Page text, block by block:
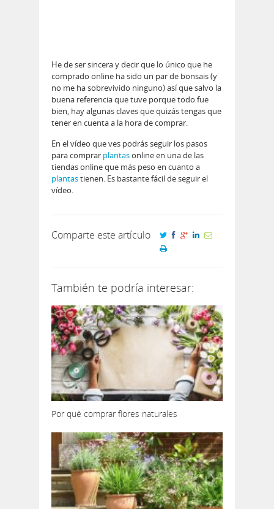
He de ser sincera y decir que lo único que he
comprado online ha sido un par de bonsais (y
no me ha sobrevivido ninguno) así que salvo la
buena referencia que tuve porque todo fue
bien, hay algunas claves que quizás tengas que
tener en cuenta a la hora de comprar.
En el vídeo que ves podrás seguir los pasos
para comprar plantasonline en una de las
tiendas online que más peso en cuanto a
plantastienen. Es bastante fácil de seguir el
vídeo.
Comparte este artículo
También te podría interesar:
Por qué comprar flores naturales